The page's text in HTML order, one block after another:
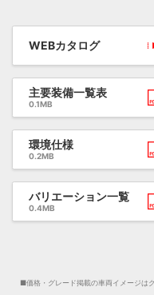
WEBカタログ
主要装備一覧表
0.1MB
環境仕様
0.2MB
バリエーション一覧
0.4MB
■価格・グレード掲載の車両イメージは